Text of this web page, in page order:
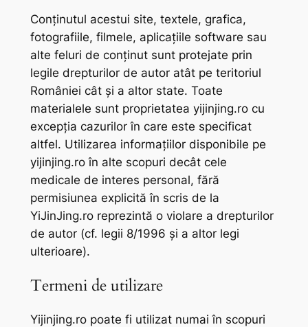
Conținutul acestui site, textele, grafica,
fotografiile, filmele, aplicațiile software sau
alte feluri de conținut sunt protejate prin
legile drepturilor de autor atât pe teritoriul
României cât și a altor state. Toate
materialele sunt proprietatea yijinjing.ro cu
excepția cazurilor în care este specificat
altfel. Utilizarea informațiilor disponibile pe
yijinjing.ro în alte scopuri decât cele
medicale de interes personal, fără
permisiunea explicită în scris de la
YiJinJing.ro reprezintă o violare a drepturilor
de autor (cf. legii 8/1996 și a altor legi
ulterioare).
Termeni de utilizare
Yijinjing.ro poate fi utilizat numai în scopuri